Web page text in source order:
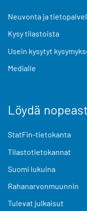
Neuvonta ja
Kysy tilastoista
Usein kysytyt
Medialle
Löydä
StatFin-tietokanta
Tilastotietokannat
Suomi lukuina
Rahanarvonmuunnin
Tulevat julkaisut